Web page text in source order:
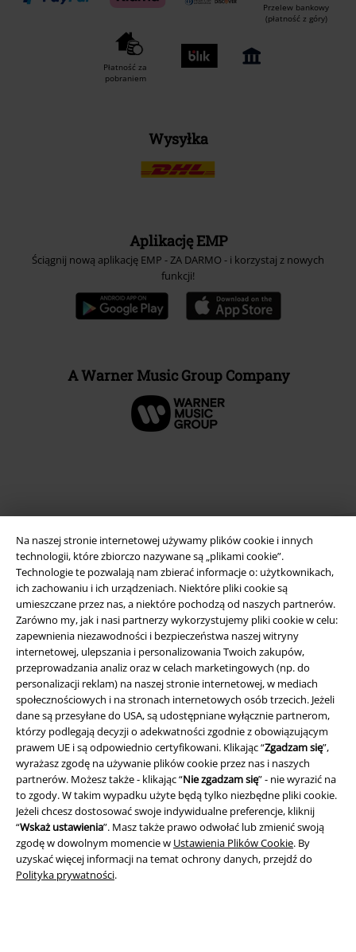
Na naszej stronie internetowej używamy plików cookie i innych
technologii, które zbiorczo nazywane są „plikami cookie”.
Technologie te pozwalają nam zbierać informacje o: użytkownikach,
ich zachowaniu i ich urządzeniach. Niektóre pliki cookie są
umieszczane przez nas, a niektóre pochodzą od naszych partnerów.
Zarówno my, jak i nasi partnerzy wykorzystujemy pliki cookie w celu:
zapewnienia niezawodności i bezpieczeństwa naszej witryny
internetowej, ulepszania i personalizowania Twoich zakupów,
przeprowadzania analiz oraz w celach marketingowych (np. do
personalizacji reklam) na naszej stronie internetowej, w mediach
społecznościowych i na stronach internetowych osób trzecich. Jeżeli
dane są przesyłane do USA, są udostępniane wyłącznie partnerom,
którzy podlegają decyzji o adekwatności zgodnie z obowiązującym
prawem UE i są odpowiednio certyfikowani. Klikając “Zgadzam się”,
wyrażasz zgodę na używanie plików cookie przez nas i naszych
partnerów. Możesz także - klikając “Nie zgadzam się” - nie wyrazić na
to zgody. W takim wypadku użyte będą tylko niezbędne pliki cookie.
Jeżeli chcesz dostosować swoje indywidualne preferencje, kliknij
“Wskaż ustawienia”. Masz także prawo odwołać lub zmienić swoją
zgodę w dowolnym momencie w Ustawienia Plików Cookie. By
uzyskać więcej informacji na temat ochrony danych, przejdź do
Polityka prywatności.
Przelew bankowy
(płatność z góry)
Płatność za
pobraniem
Wysyłka
Aplikację EMP
Ściągnij nową aplikację EMP - ZA DARMO - i korzystaj z nowych
funkcji!
A Warner Music Group Company
Informacje prawne
Regulamin
Dane firmy
Polityka prywatności
Unieszkodliwianie odpadów i ochrona środowiska
Deklaracja Zgodności
Informacje dotyczące dostępności
Ustawienia Plików Cookie
Skorzystaj z prawa do odstąpienia od umowy